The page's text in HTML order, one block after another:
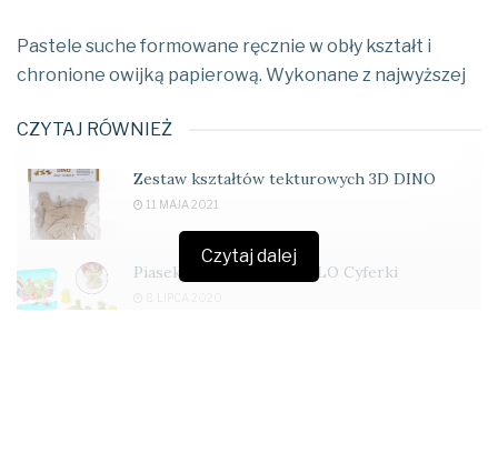
Pastele suche formowane ręcznie w obły kształt i
chronione owijką papierową. Wykonane z najwyższej
CZYTAJ RÓWNIEŻ
Zestaw kształtów tekturowych 3D DINO
11 MAJA 2021
Piasek magiczny FIORELLO Cyferki
Czytaj dalej